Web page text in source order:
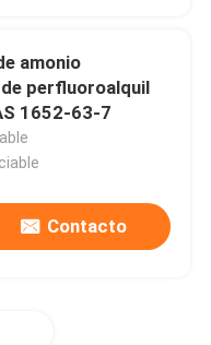
amonio
perfluoroalquil
1652-63-7
Contacto